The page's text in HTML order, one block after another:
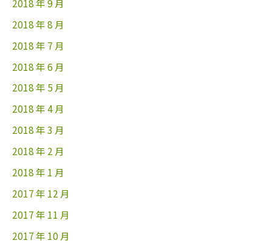
2018 年 9 月
2018 年 8 月
2018 年 7 月
2018 年 6 月
2018 年 5 月
2018 年 4 月
2018 年 3 月
2018 年 2 月
2018 年 1 月
2017 年 12 月
2017 年 11 月
2017 年 10 月